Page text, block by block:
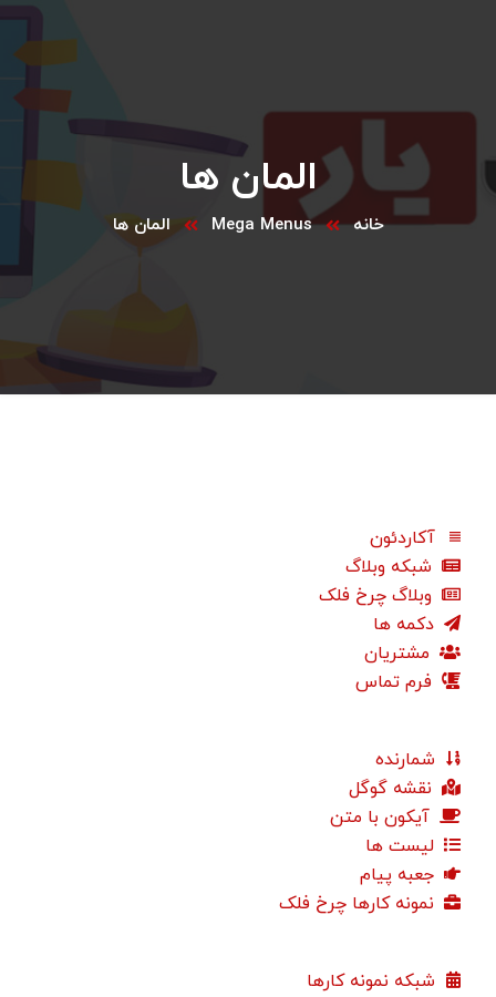
المان ها
خانه Mega Menus المان ها
آکاردئون
شبکه وبلاگ
وبلاگ چرخ فلک
دکمه ها
مشتریان
فرم تماس
شمارنده
نقشه گوگل
آیکون با متن
لیست ها
جعبه پیام
نمونه کارها چرخ فلک
شبکه نمونه کارها